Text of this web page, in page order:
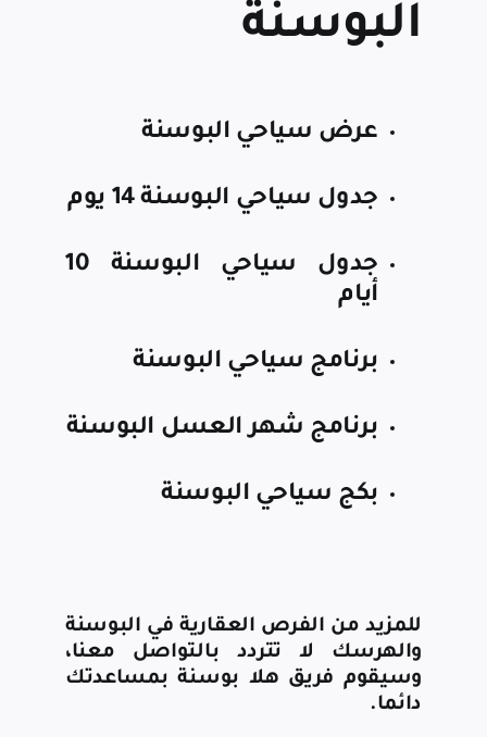
البوسنة
عرض سياحي البوسنة
جدول سياحي البوسنة 14 يوم
جدول سياحي البوسنة 10
أيام
برنامج سياحي البوسنة
برنامج شهر العسل البوسنة
بكج سياحي البوسنة
للمزيد من الفرص العقارية في البوسنة
والهرسك لا تتردد بالتواصل معنا،
وسيقوم فريق هلا بوسنة بمساعدتك
دائما.